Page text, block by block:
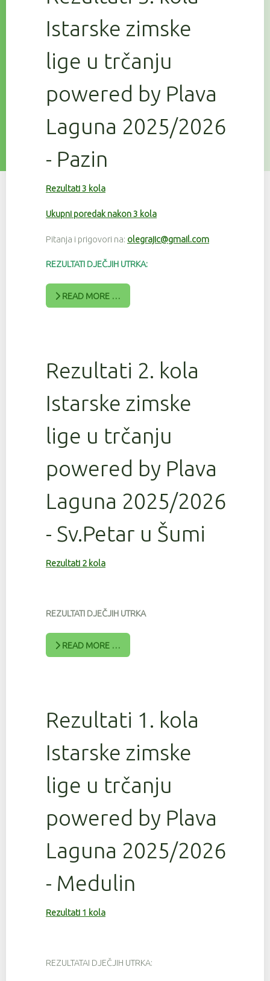
Istarske zimske
lige u trčanju
powered by Plava
Laguna 2025/2026
- Pazin
Rezultati 3 kola
Ukupni poredak nakon 3 kola
Pitanja i prigovori na: olegrajic@gmail.com
REZULTATI DJEČJIH UTRKA:
READ MORE …
Rezultati 2. kola
Istarske zimske
lige u trčanju
powered by Plava
Laguna 2025/2026
- Sv.Petar u Šumi
Rezultati 2 kola
REZULTATI DJEČJIH UTRKA
READ MORE …
Rezultati 1. kola
Istarske zimske
lige u trčanju
powered by Plava
Laguna 2025/2026
- Medulin
Rezultati 1 kola
REZULTATAI DJEČJIH UTRKA: